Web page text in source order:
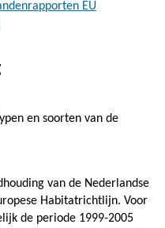
EU
en soorten van de
van de Nederlandse
Habitatrichtlijn. Voor
de periode 1999-2005